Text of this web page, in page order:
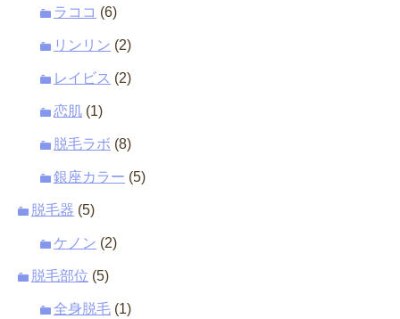
ラココ (6)
リンリン (2)
レイビス (2)
恋肌 (1)
脱毛ラボ (8)
銀座カラー (5)
脱毛器 (5)
ケノン (2)
脱毛部位 (5)
全身脱毛 (1)